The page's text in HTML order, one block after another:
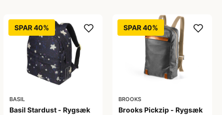
SPAR 40%
BASIL
Basil Stardust - Rygsæk
SPAR 40%
BROOKS
Brooks Pickzip - Rygsæk